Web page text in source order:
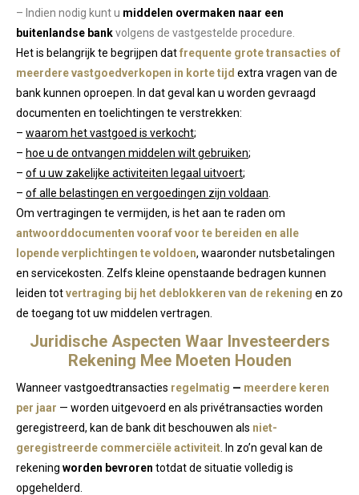
– Indien nodig kunt u middelen overmaken naar een
buitenlandse bankvolgens de vastgestelde procedure.
Het is belangrijk te begrijpen datfrequente grote transacties of
meerdere vastgoedverkopen in korte tijd extra vragen van de
bank kunnen oproepen. In dat geval kan u worden gevraagd
documenten en toelichtingen te verstrekken:
– waarom het vastgoed is verkocht;
– hoe u de ontvangen middelen wilt gebruiken;
– of u uw zakelijke activiteiten legaal uitvoert;
– of alle belastingen en vergoedingen zijn voldaan
Om vertragingen te vermijden, is het aan te raden om
antwoorddocumenten vooraf voor te bereiden en alle
lopende verplichtingen te voldoen, waaronder nutsbetalingen
en servicekosten. Zelfs kleine openstaande bedragen kunnen
leiden totvertraging bij het deblokkeren van de rekening en zo
de toegang tot uw middelen vertragen.
Juridische Aspecten Waar Investeerders
Rekening Mee Moeten Houden
Wanneer vastgoedtransacties regelmatig — meerdere keren
per jaar — worden uitgevoerd en als privétransacties worden
geregistreerd, kan de bank dit beschouwen als niet-
geregistreerde commerciële activiteit . In zo’n geval kan de
rekening worden bevroren totdat de situatie volledig is
opgehelderd.